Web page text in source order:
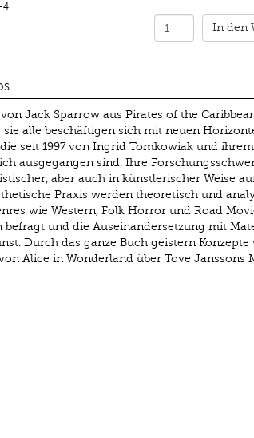
4
In den
Jack Sparrow aus Pirates of the
alle beschäftigen sich mit neuen
seit 1997 von Ingrid Tomkowiak und
ausgegangen sind. Ihre
aber auch in künstlerischer Weise
Praxis werden theoretisch und
wie Western, Folk Horror und Road
und die Auseinandersetzung mit
Durch das ganze Buch geistern Konzepte
Alice in Wonderland über Tove Janssons